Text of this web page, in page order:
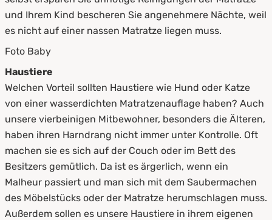
und Ihrem Kind bescheren Sie angenehmere Nächte, weil
es nicht auf einer nassen Matratze liegen muss.
Foto Baby
Haustiere
Welchen Vorteil sollten Haustiere wie Hund oder Katze
von einer wasserdichten Matratzenauflage haben? Auch
unsere vierbeinigen Mitbewohner, besonders die Älteren,
haben ihren Harndrang nicht immer unter Kontrolle. Oft
machen sie es sich auf der Couch oder im Bett des
Besitzers gemütlich. Da ist es ärgerlich, wenn ein
Malheur passiert und man sich mit dem Saubermachen
des Möbelstücks oder der Matratze herumschlagen muss.
Außerdem sollen es unsere Haustiere in ihrem eigenen